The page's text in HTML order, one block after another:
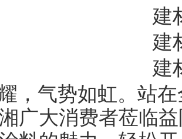
，气势如虹。站
广大消费者莅临